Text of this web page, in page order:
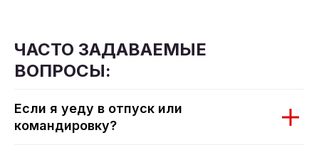
ЧАСТО ЗАДАВАЕМЫЕ
ВОПРОСЫ:
Если я уеду в отпуск или
командировку?